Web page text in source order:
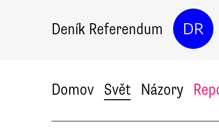
Deník Referendum DR
Domov Svět Názory